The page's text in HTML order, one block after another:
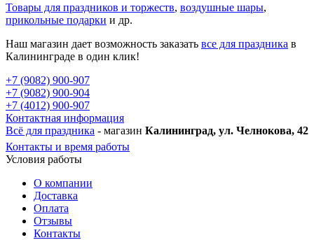
Товары для праздников и торжеств, воздушные шары,
прикольные подарки и др.
Наш магазин дает возможность заказать все для праздника в
Калининграде в один клик!
+7 (9082) 900-907
+7 (9082) 900-904
+7 (4012) 900-907
Контактная информация
Всё для праздника - магазин Калининград, ул. Челнокова, 42
Контакты и время работы
Условия работы
О компании
Доставка
Оплата
Отзывы
Контакты